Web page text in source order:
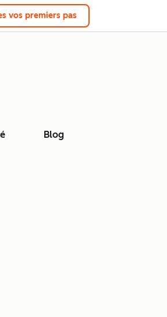
vos premiers pas
Blog